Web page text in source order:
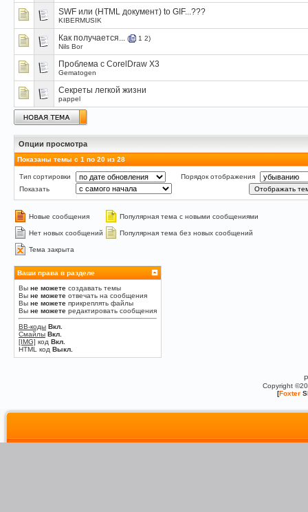
SWF или (HTML документ) to GIF...???
KIBERMUSIK
Как получается... ( 1 2)
Nils Bor
Проблема с CorelDraw X3
Gematogen
Секреты легкой жизни
pappel
Опции просмотра
Показаны темы с 1 по 20 из 28
Тип сортировки
Порядок отображения
Показать
Новые сообщения Популярная тема с новыми сообщениями
Нет новых сообщений Популярная тема без новых сообщений
Тема закрыта
Ваши права в разделе
Вы не можете создавать темы
Вы не можете отвечать на сообщения
Вы не можете прикреплять файлы
Вы не можете редактировать сообщения
BB-коды Вкл.
Смайлы Вкл.
[IMG] код Вкл.
HTML код Выкл.
Copyright
[Foxter